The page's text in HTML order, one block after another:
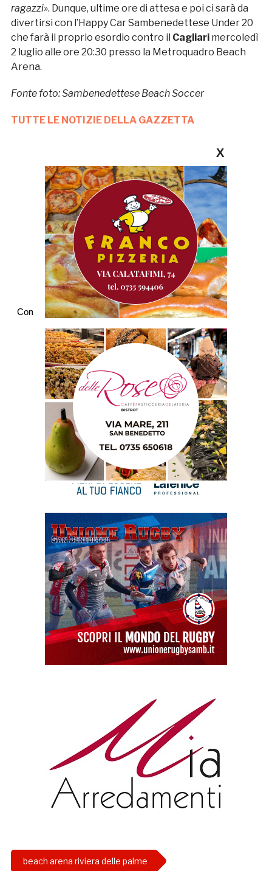
ragazzi». Dunque, ultime ore di attesa e poi ci sarà da
divertirsi con l’Happy Car Sambenedettese Under 20
che farà il proprio esordio contro il Cagliarimercoledì
2 luglio alle ore 20:30 presso la Metroquadro Beach
Arena.
Fonte foto: Sambenedettese Beach Soccer
TUTTE LE NOTIZIE DELLA GAZZETTA
Commenti
beach arena riviera delle palme
X